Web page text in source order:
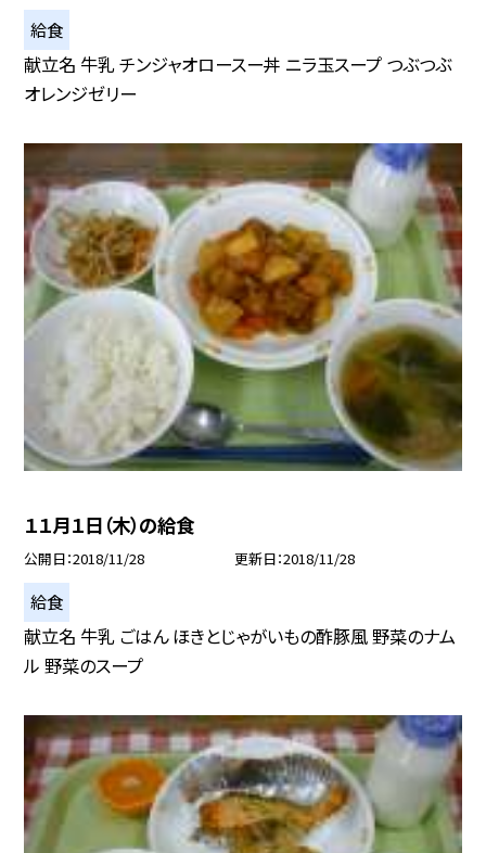
給食
献立名 牛乳 チンジャオロースー丼 ニラ玉スープ つぶつぶ
オレンジゼリー
１１月１日（木）の給食
公開日 2018/11/28 更新日 2018/11/28
給食
献立名 牛乳 ごはん ほきとじゃがいもの酢豚風 野菜のナム
ル 野菜のスープ